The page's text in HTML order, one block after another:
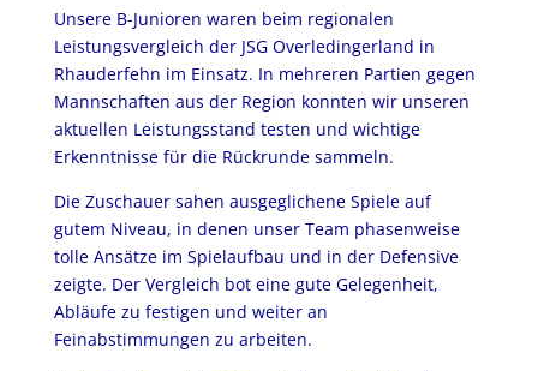
Unsere B-Junioren waren beim regionalen
Leistungsvergleich der JSG Overledingerland in
Rhauderfehn im Einsatz. In mehreren Partien gegen
Mannschaften aus der Region konnten wir unseren
aktuellen Leistungsstand testen und wichtige
Erkenntnisse für die Rückrunde sammeln.
Die Zuschauer sahen ausgeglichene Spiele auf
gutem Niveau, in denen unser Team phasenweise
tolle Ansätze im Spielaufbau und in der Defensive
zeigte. Der Vergleich bot eine gute Gelegenheit,
Abläufe zu festigen und weiter an
Feinabstimmungen zu arbeiten.